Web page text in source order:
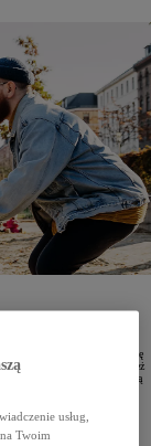
motoryzacyjna cały czas się
jazda. Toyota również
mobilności, które ułatwią
usług,
Twoim